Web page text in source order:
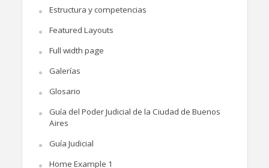
Estructura y competencias
Featured Layouts
Full width page
Galerías
Glosario
Guía del Poder Judicial de la Ciudad de Buenos
Aires
Guía Judicial
Home Example 1